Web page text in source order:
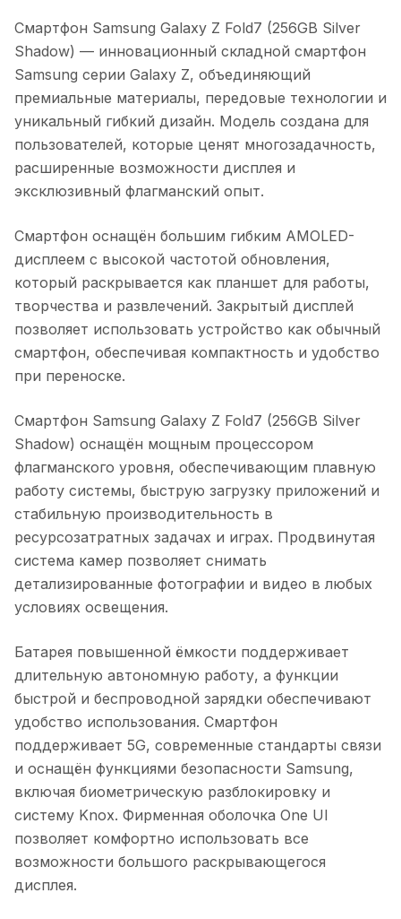
Смартфон Samsung Galaxy Z Fold7 (256GB Silver
Shadow) — инновационный складной смартфон
Samsung серии Galaxy Z, объединяющий
премиальные материалы, передовые технологии и
уникальный гибкий дизайн. Модель создана для
пользователей, которые ценят многозадачность,
расширенные возможности дисплея и
эксклюзивный флагманский опыт.
Смартфон оснащён большим гибким AMOLED-
дисплеем с высокой частотой обновления,
который раскрывается как планшет для работы,
творчества и развлечений. Закрытый дисплей
позволяет использовать устройство как обычный
смартфон, обеспечивая компактность и удобство
при переноске.
Смартфон Samsung Galaxy Z Fold7 (256GB Silver
Shadow) оснащён мощным процессором
флагманского уровня, обеспечивающим плавную
работу системы, быструю загрузку приложений и
стабильную производительность в
ресурсозатратных задачах и играх. Продвинутая
система камер позволяет снимать
детализированные фотографии и видео в любых
условиях освещения.
Батарея повышенной ёмкости поддерживает
длительную автономную работу, а функции
быстрой и беспроводной зарядки обеспечивают
удобство использования. Смартфон
поддерживает 5G, современные стандарты связи
и оснащён функциями безопасности Samsung,
включая биометрическую разблокировку и
систему Knox. Фирменная оболочка One UI
позволяет комфортно использовать все
возможности большого раскрывающегося
дисплея.